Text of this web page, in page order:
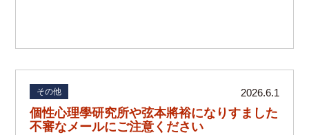
その他 2026.6.1
個性心理學研究所や弦本將裕になりすました
不審なメールにご注意ください